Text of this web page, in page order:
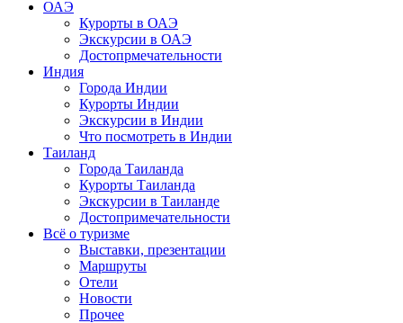
ОАЭ
Курорты в ОАЭ
Экскурсии в ОАЭ
Достопрмечательности
Индия
Города Индии
Курорты Индии
Экскурсии в Индии
Что посмотреть в Индии
Таиланд
Города Таиланда
Курорты Таиланда
Экскурсии в Таиланде
Достопримечательности
Всё о туризме
Выставки, презентации
Маршруты
Отели
Новости
Прочее